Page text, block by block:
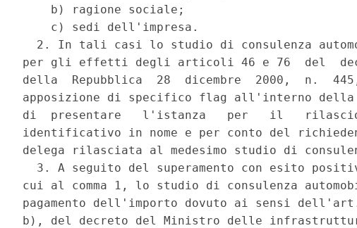
    b) ragione sociale;
    c) sedi dell'impresa.
2. In tali casi lo studio di consulenza
per gli effetti degli articoli 46 e 76  del
della  Repubblica  28  dicembre  2000,  n.
apposizione di specifico flag all'interno della
di  presentare   l'istanza   per   il   rilascio
identificativo in nome e per conto del
delega rilasciata al medesimo studio di
3. A seguito del superamento con esito
cui al comma 1, lo studio di consulenza
pagamento dell'importo dovuto ai sensi
b), del decreto del Ministro delle